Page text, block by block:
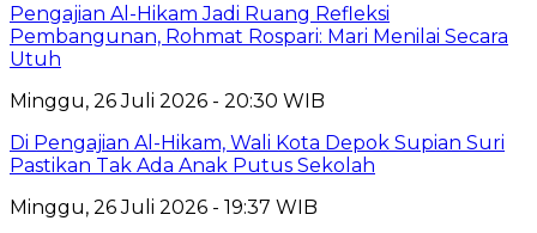
Pengajian Al-Hikam Jadi Ruang Refleksi
Pembangunan, Rohmat Rospari: Mari Menilai Secara
Utuh
Minggu, 26 Juli 2026 - 20:30 WIB
Di Pengajian Al-Hikam, Wali Kota Depok Supian Suri
Pastikan Tak Ada Anak Putus Sekolah
Minggu, 26 Juli 2026 - 19:37 WIB